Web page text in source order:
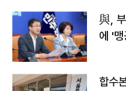
與,
에 '
합수